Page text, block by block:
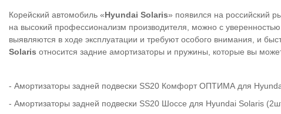
Корейский автомобиль «Hyundai Solaris» появился на российский
на высокий профессионализм производителя, можно с уверенностью
выявляются в ходе эксплуатации и требуют особого внимания, и
Solaris относится задние амортизаторы и пружины, которые вы
- Амортизаторы задней подвески SS20 Комфорт ОПТИМА для
- Амортизаторы задней подвески SS20 Шоссе для Hyundai Solaris